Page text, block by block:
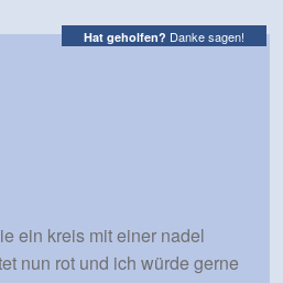
Hat geholfen? Danke sagen!
ein kreis mit einer nadel
nun rot und ich würde gerne